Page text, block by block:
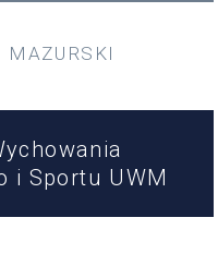
MAZURSKI
i Sportu UWM